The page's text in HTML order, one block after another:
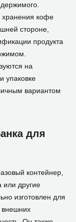
хранения кофе
стороне,
продукта
на
упаковке
вариантом
для
контейнер,
или другие
изготовлен для
внешних